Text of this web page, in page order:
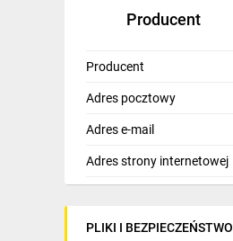
opakowanie
protokół
sterowanie za pomocą
częstotliwość
Producent
Producent
Adres pocztowy
Adres e-mail
Adres strony internetowej
PLIKI I